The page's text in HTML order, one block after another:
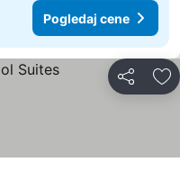
Pogledaj cene
Deli